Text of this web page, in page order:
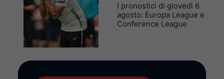
I pronostici di giovedì 6
agosto: Europa League e
Conference League